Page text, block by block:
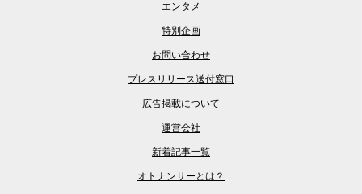
エンタメ
特別企画
お問い合わせ
プレスリリース送付窓口
広告掲載について
運営会社
新着記事一覧
オトナンサーとは？